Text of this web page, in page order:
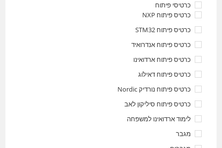
כרטיסי פיתוח
כרטיס פיתוח NXP
כרטיס פיתוח STM32
כרטיס פיתוח אנדרואיד
כרטיס פיתוח ארדואינו
כרטיס פיתוח דאילוג
כרטיס פיתוח נורדיק Nordic
כרטיס פיתוח סיליקון לאב
לימוד ארדואינו למשפחה
מגבר